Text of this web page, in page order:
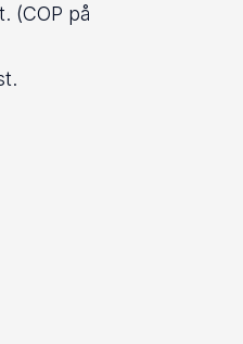
(COP på